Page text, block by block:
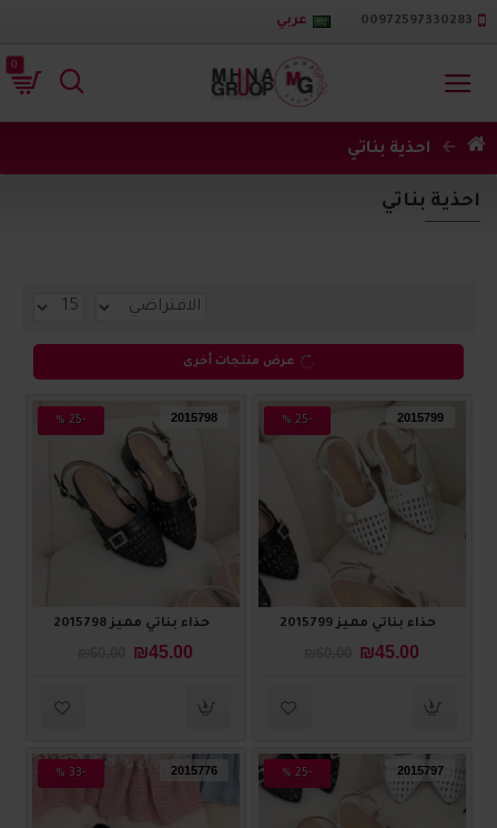
00972597330283 عربي
0
احذية بناتي
احذية بناتي
عرض منتجات أخرى
2015799
-25 %
حذاء بناتي مميز 2015799
₪45.00
2015798
-25 %
حذاء بناتي مميز 2015798
₪45.00
2015797
-25 %
2015776
-33 %